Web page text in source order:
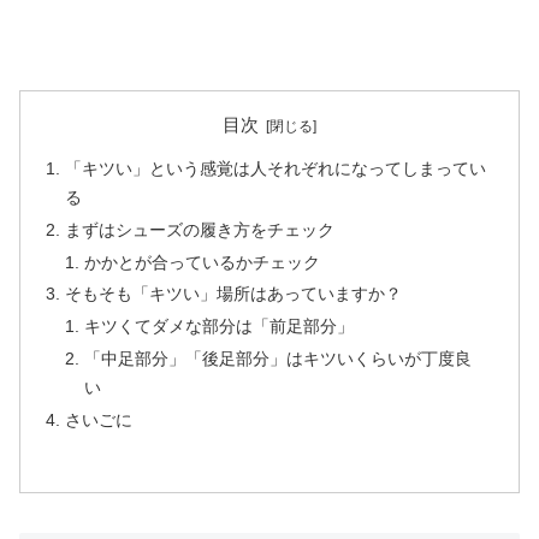
目次
「キツい」という感覚は人それぞれになってしまってい
る
まずはシューズの履き方をチェック
かかとが合っているかチェック
そもそも「キツい」場所はあっていますか？
キツくてダメな部分は「前足部分」
「中足部分」「後足部分」はキツいくらいが丁度良
い
さいごに